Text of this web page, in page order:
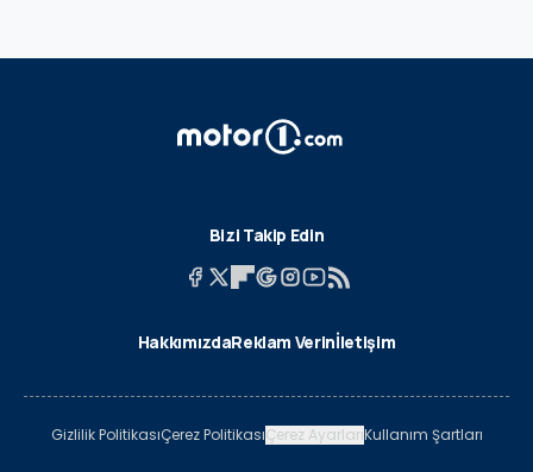
Bizi Takip Edin
HakkımızdaReklam Verinİletişim
Gizlilik PolitikasıÇerez PolitikasıÇerez AyarlarıKullanım Şartları